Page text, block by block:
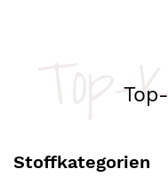
Stoffkategorien